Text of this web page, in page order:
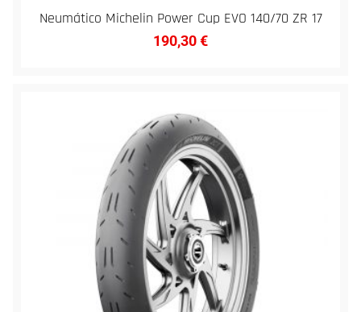
Neumático Michelin Power Cup EVO 140/70 ZR 17
190,30€